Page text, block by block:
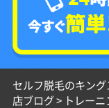
セルフ脱毛のキン
店ブログ> トレー